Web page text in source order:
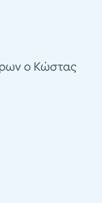
ο Κώστας